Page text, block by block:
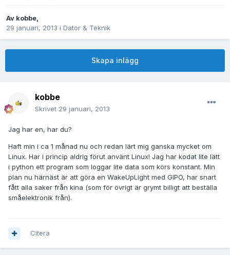
Av kobbe,
29 januari, 2013 i Dator & Teknik
Skapa inlägg
kobbe
Skrivet 29 januari, 2013
Jag har en, har du?
Haft min i ca 1 månad nu och redan lärt mig ganska mycket om
Linux. Har i princip aldrig förut använt Linux! Jag har kodat lite lätt
i python ett program som loggar lite data som körs konstant. Min
plan nu härnäst är att göra en WakeUpLight med GIPO, har snart
fått alla saker från kina (som för övrigt är grymt billigt att beställa
småelektronik från).
Citera